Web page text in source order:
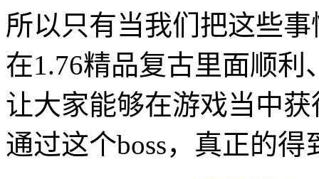
所以只有当我们把这些
在1.76精品复古里面顺
让大家能够在游戏当中
通过这个boss，真正的